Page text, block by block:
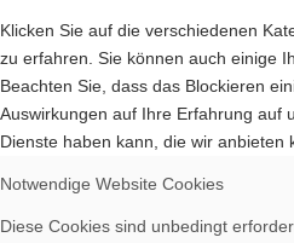
Spenden
Klicken Sie auf die verschiedenen
zu erfahren. Sie können auch einige
Beachten Sie, dass das Blockieren
Auswirkungen auf Ihre Erfahrung auf
Dienste haben kann, die wir anbieten
Notwendige Website Cookies
Diese Cookies sind unbedingt